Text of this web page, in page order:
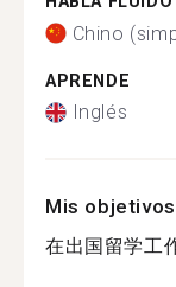
Chino
APRENDE
Inglés
Mis
在出国留学工